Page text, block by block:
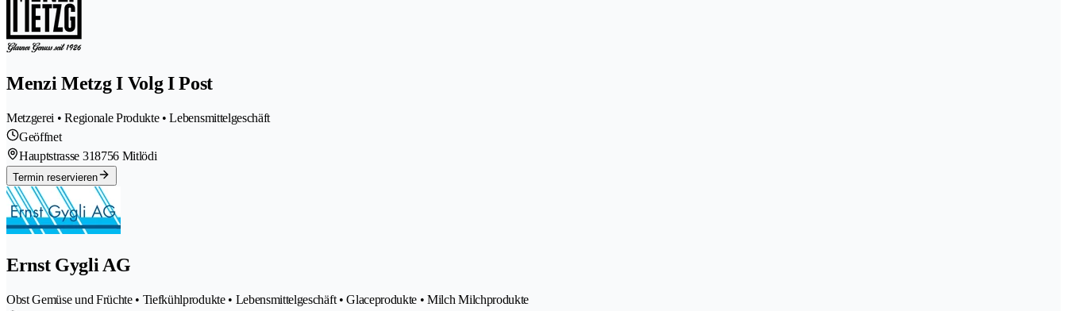
Menzi Metzg I Volg I Post
Metzgerei • Regionale Produkte • Lebensmittelgeschäft
Geöffnet
Hauptstrasse 318756 Mitlödi
Termin reservieren
Ernst Gygli AG
Obst Gemüse und Früchte • Tiefkühlprodukte • Lebensmittelgeschäft • Glaceprodukte • Milch Milchprodukte